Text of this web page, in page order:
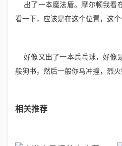
出了一本魔法盾。摩尔顿我看
看一下，应该是在这个位置，这个
好像又出了一本兵乓球，好像
般狗书，然后一般你马冲撞，烈火
相关推荐